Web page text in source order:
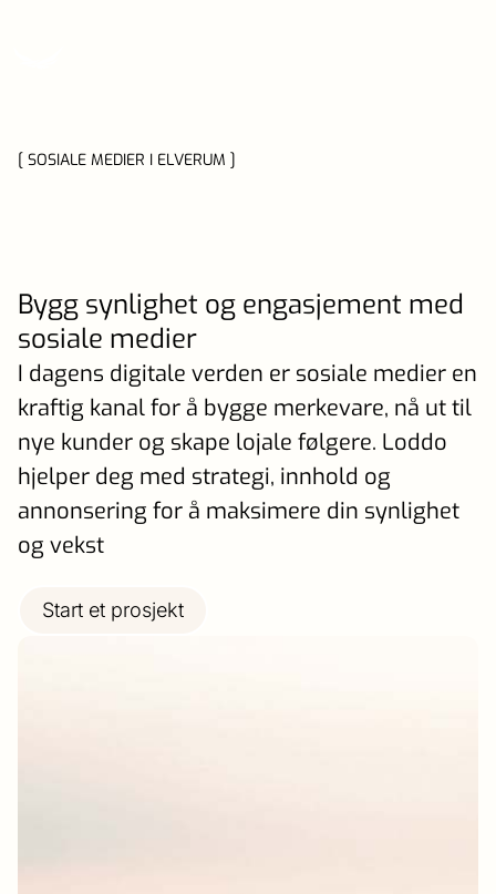
[ SOSIALE MEDIER I ELVERUM ]
Bygg synlighet og engasjement med
sosiale medier
I dagens digitale verden er sosiale medier en
kraftig kanal for å bygge merkevare, nå ut til
nye kunder og skape lojale følgere. Loddo
hjelper deg med strategi, innhold og
annonsering for å maksimere din synlighet
og vekst
Start et prosjekt